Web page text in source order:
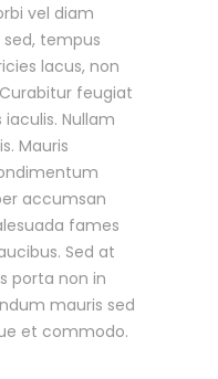
vel diam
tempus
lacus, non
feugiat
Nullam
Mauris
accumsan
fames
Sed at
porta non in
mauris sed
et commodo.